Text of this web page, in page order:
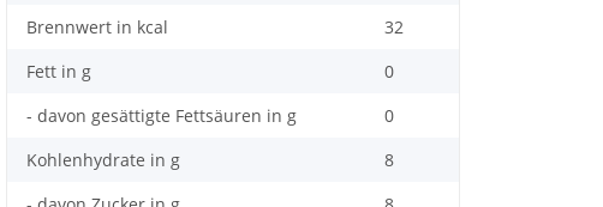
Brennwert in kcal
32
Fett in g
0
- davon gesättigte Fettsäuren in g
0
Kohlenhydrate in g
8